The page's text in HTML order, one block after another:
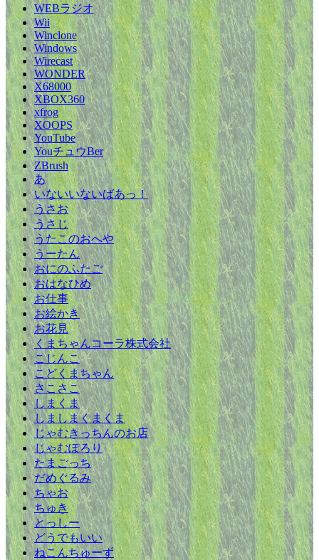
WEBラジオ
Wii
Winclone
Windows
Wirecast
WONDER
X68000
XBOX360
xfrog
XOOPS
YouTube
YouチュウBer
ZBrush
あ
いないいないばあっ！
うさお
うさじ
うたこのおへや
うーたん
おにのふたご
おはなひめ
お仕事
お絵かき
お花見
くまちゃんコーラ株式会社
こじんこ
こどくまちゃん
さこさこ
しまくま
しましまくまくま
じゃむきっちんのお店
じゃむぽろり
たまごっち
だめぐるみ
ちゃお
ちゅき
とっしー
どうでもいい
ねこんちゅーず